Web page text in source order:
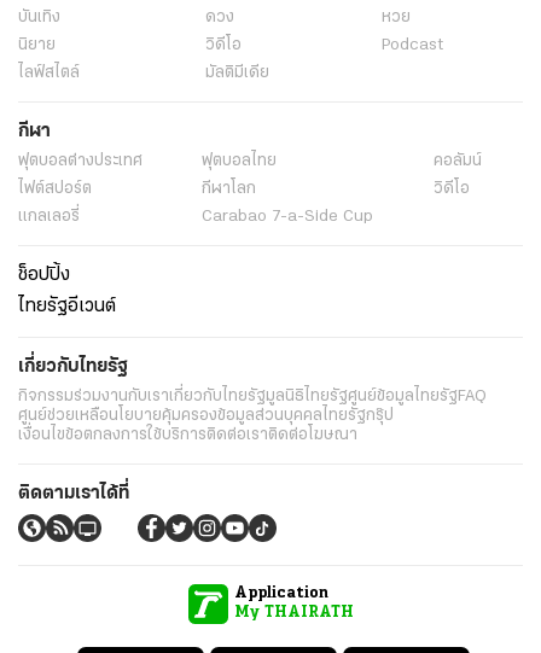
บันเทิง
ดวง
หวย
นิยาย
วิดีโอ
Podcast
ไลฟ์สไตล์
มัลติมีเดีย
กีฬา
ฟุตบอลต่่างประเทศ ฟุตบอลไทย
คอลัมน์
ไฟต์สปอร์ต
กีฬาโลก
วิดีโอ
แกลเลอรี่
Carabao 7-a-Side Cup
ช็อปปิ้ง
ไทยรัฐอีเวนต์
เกี่ยวกับไทยรัฐ
กิจกรรมร่วมงานกับเราเกี่ยวกับไทยรัฐมูลนิธิไทยรัฐศูนย์ข้อมูลไทยรัฐFAQ
ศูนย์ช่วยเหลือนโยบายคุ้มครองข้อมูลส่วนบุคคลไทยรัฐกรุ๊ป
เงื่อนไขข้อตกลงการใช้บริการติดต่อเราติดต่อโฆษณา
ติดตามเราได้ที่
Application
My THAIRATH